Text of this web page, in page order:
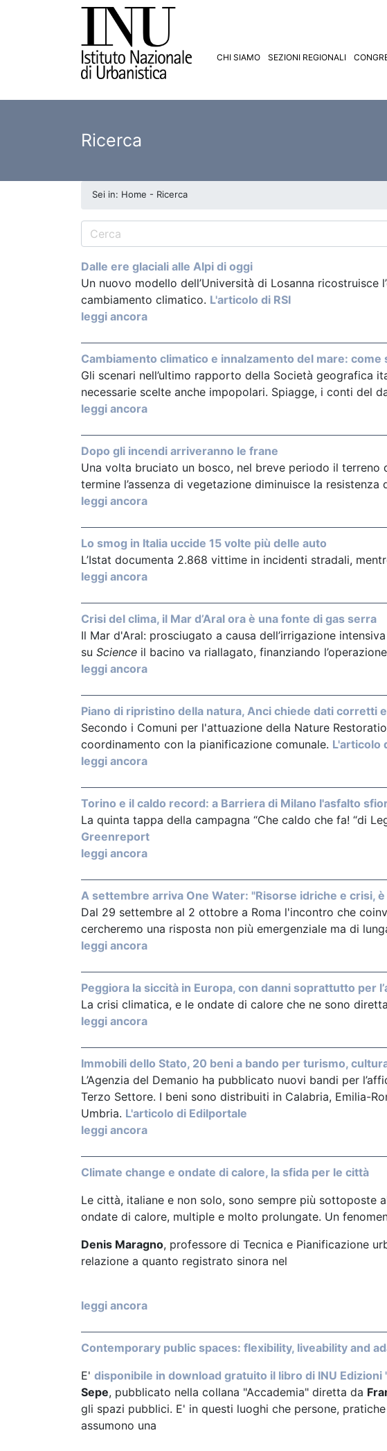
CHI SIAMO SEZIONI REGIONALI
Ricerca
Sei in: Home - Ricerca
Dalle ere glaciali alle Alpi di oggi
Un nuovo modello dell’Università di Losanna
cambiamento climatico. L'articolo di RSI
leggi ancora
Cambiamento climatico e innalzamento del mare: come
Gli scenari nell’ultimo rapporto della Società geografica
necessarie scelte anche impopolari. Spiagge, i conti del
leggi ancora
Dopo gli incendi arriveranno le frane
Una volta bruciato un bosco, nel breve periodo il
termine l’assenza di vegetazione diminuisce la resistenza
leggi ancora
Lo smog in Italia uccide 15 volte più delle auto
L’Istat documenta 2.868 vittime in incidenti stradali,
leggi ancora
Crisi del clima, il Mar d’Aral ora è una fonte di gas serra
Il Mar d'Aral: prosciugato a causa dell’irrigazione
su Science il bacino va riallagato, finanziando
leggi ancora
Piano di ripristino della natura, Anci chiede dati corretti
Secondo i Comuni per l'attuazione della Nature
coordinamento con la pianificazione comunale. L'articolo
leggi ancora
Torino e il caldo record: a Barriera di Milano l'asfalto
La quinta tappa della campagna “Che caldo che fa! “di
Greenreport
leggi ancora
A settembre arriva One Water: "Risorse idriche e crisi,
Dal 29 settembre al 2 ottobre a Roma l'incontro che
cercheremo una risposta non più emergenziale ma di
leggi ancora
Peggiora la siccità in Europa, con danni soprattutto per
La crisi climatica, e le ondate di calore che ne sono
leggi ancora
Immobili dello Stato, 20 beni a bando per turismo,
L’Agenzia del Demanio ha pubblicato nuovi bandi per
Terzo Settore. I beni sono distribuiti in Calabria, Emilia-
Umbria. L'articolo di Edilportale
leggi ancora
Climate change e ondate di calore, la sfida per le città
Le città, italiane e non solo, sono sempre più sottoposte
ondate di calore, multiple e molto prolungate. Un
Denis Maragno, professore di Tecnica e Pianificazione
relazione a quanto registrato sinora nel
leggi ancora
Contemporary public spaces: flexibility, liveability and
E' disponibile in download gratuito il libro di INU Edizioni
Sepe, pubblicato nella collana "Accademia" diretta da
gli spazi pubblici. E' in questi luoghi che persone,
assumono una